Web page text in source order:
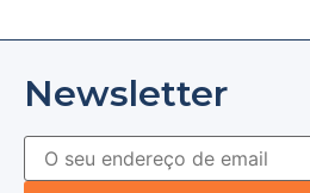
Newsletter